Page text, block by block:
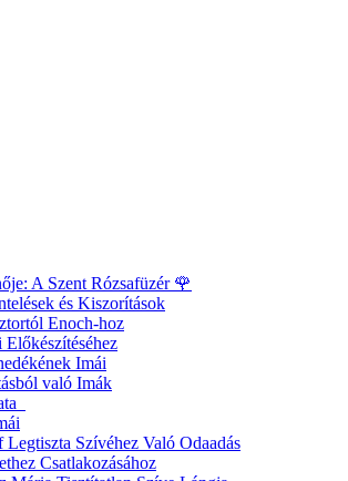
A Szent Rózsafüzér 🌹
és Kiszorítások
Enoch-hoz
Imái
való Imák
Legtiszta Szívéhez Való Odaadás
Csatlakozásához